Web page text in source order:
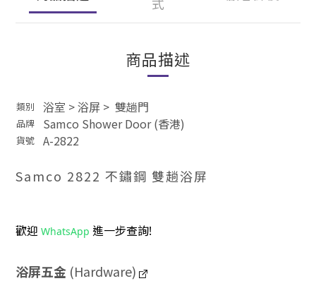
商品描述
類別 浴室 >浴屏 > 雙趟門
品牌 Samco Shower Door (香港)
貨號 A-2822
Samco 2822 不鏽鋼 雙趟浴屏
歡迎 WhatsApp 進一步查詢!
浴屏五金 (Hardware)